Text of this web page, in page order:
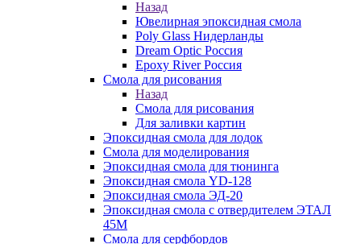
Назад
Ювелирная эпоксидная смола
Poly Glass Нидерланды
Dream Optic Россия
Epoxy River Россия
Смола для рисования
Назад
Смола для рисования
Для заливки картин
Эпоксидная смола для лодок
Смола для моделирования
Эпоксидная смола для тюнинга
Эпоксидная смола YD-128
Эпоксидная смола ЭД-20
Эпоксидная смола с отвердителем ЭТАЛ
45М
Смола для серфбордов